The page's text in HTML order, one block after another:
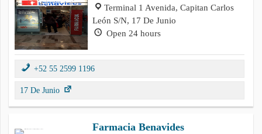
Terminal 1 Avenida, Capitan Carlos
León S/N, 17 De Junio
Open 24 hours
+52 55 2599 1196
17 De Junio
Farmacia Benavides